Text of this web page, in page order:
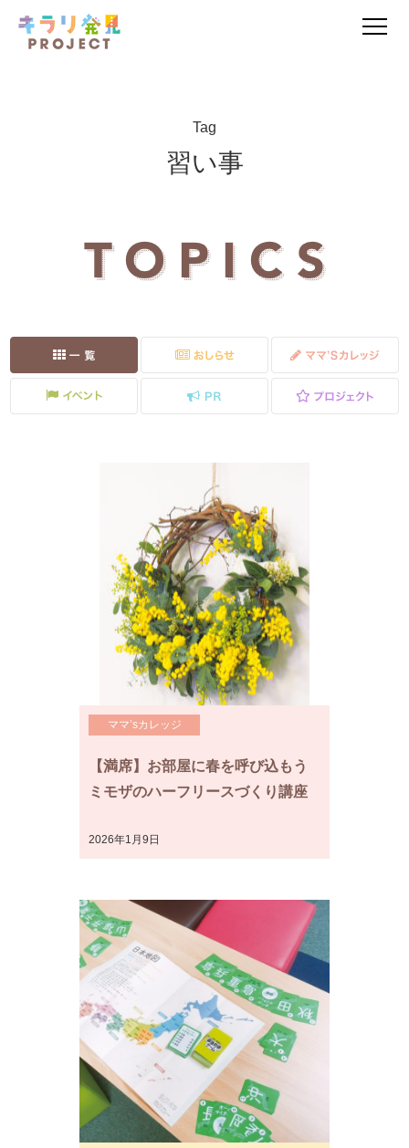
Tag
習い事
ママ’sカレッジ
【満席】お部屋に春を呼び込もう
ミモザのハーフリースづくり講座
2026年1月9日